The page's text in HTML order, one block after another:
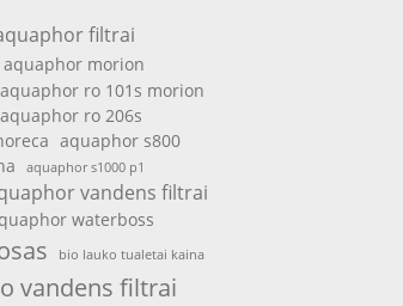
filtrai
aquaphor morion
aquaphor ro 101s morion
aquaphor ro 206s
aquaphor s800
aquaphor s1000 p1
vandens filtrai
waterboss
bio lauko tualetai kaina
vandens filtrai